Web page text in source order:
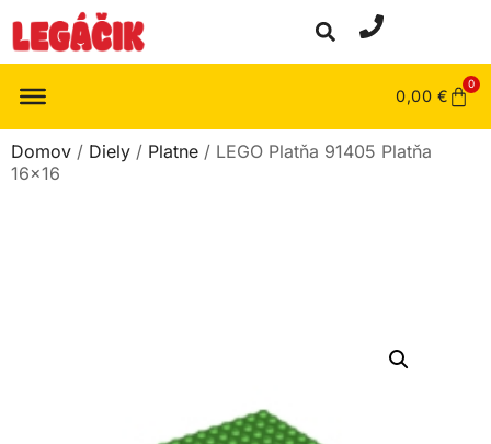
0,00 €
0
Domov / Diely / Platne / LEGO Platňa 91405 Platňa
16×16